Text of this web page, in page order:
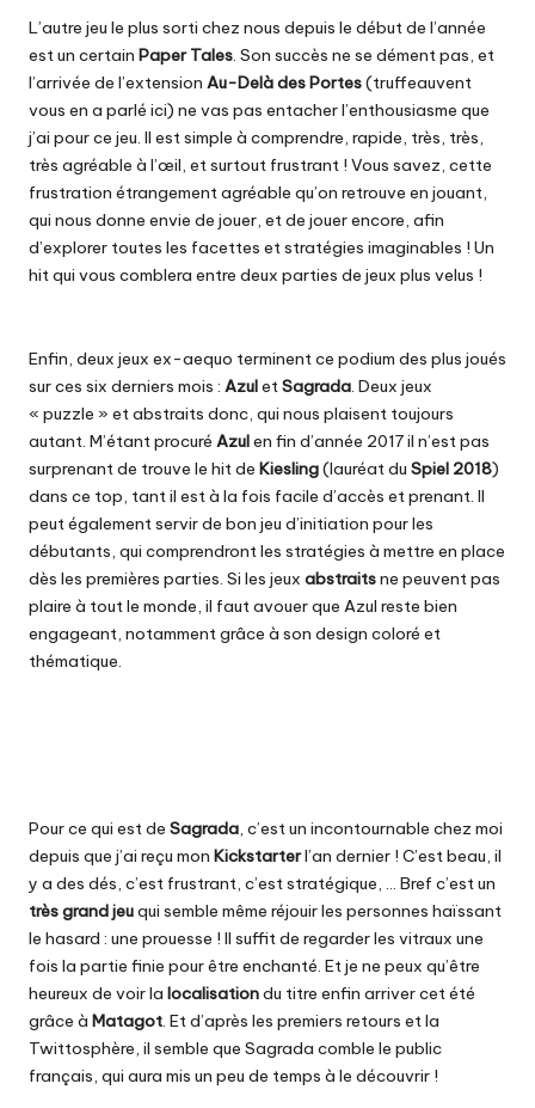
L’autre jeu le plus sorti chez nous depuis le début de l’année
est un certain Paper Tales. Son succès ne se dément pas, et
l’arrivée de l’extension Au-Delà des Portes(truffeauvent
vous en a parlé ici) ne vas pas entacher l’enthousiasme que
j’ai pour ce jeu. Il est simple à comprendre, rapide, très, très,
très agréable à l’œil, et surtout frustrant ! Vous savez, cette
frustration étrangement agréable qu’on retrouve en jouant,
qui nous donne envie de jouer, et de jouer encore, afin
d’explorer toutes les facettes et stratégies imaginables ! Un
hit qui vous comblera entre deux parties de jeux plus velus !
Enfin, deux jeux ex-aequo terminent ce podium des plus joués
sur ces six derniers mois : AzuletSagrada. Deux jeux
« puzzle » et abstraits donc, qui nous plaisent toujours
autant. M’étant procuré Azulen fin d’année 2017 il n’est pas
surprenant de trouve le hit de Kiesling(lauréat du Spiel 2018)
dans ce top, tant il est à la fois facile d’accès et prenant. Il
peut également servir de bon jeu d’initiation pour les
débutants, qui comprendront les stratégies à mettre en place
dès les premières parties. Si les jeux abstraitsne peuvent pas
plaire à tout le monde, il faut avouer que Azul reste bien
engageant, notamment grâce à son design coloré et
thématique.
Pour ce qui est de Sagrada, c’est un incontournable chez moi
depuis que j’ai reçu mon Kickstarterl’an dernier ! C’est beau, il
y a des dés, c’est frustrant, c’est stratégique, … Bref c’est un
très grand jeuqui semble même réjouir les personnes haïssant
le hasard : une prouesse ! Il suffit de regarder les vitraux une
fois la partie finie pour être enchanté. Et je ne peux qu’être
heureux de voir la localisationdu titre enfin arriver cet été
grâce à Matagot. Et d’après les premiers retours et la
Twittosphère, il semble que Sagrada comble le public
français, qui aura mis un peu de temps à le découvrir !